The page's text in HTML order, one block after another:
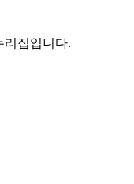
리집입니다.